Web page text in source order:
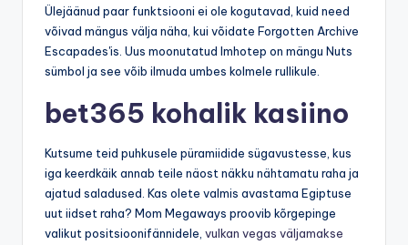
Ülejäänud paar funktsiooni ei ole kogutavad, kuid need
võivad mängus välja näha, kui võidate Forgotten Archive
Escapades'is. Uus moonutatud Imhotep on mängu Nuts
sümbol ja see võib ilmuda umbes kolmele rullikule.
bet365 kohalik kasiino
Kutsume teid puhkusele püramiidide sügavustesse, kus
iga keerdkäik annab teile näost näkku nähtamatu raha ja
ajatud saladused. Kas olete valmis avastama Egiptuse
uut iidset raha? Mom Megaways proovib kõrgepinge
valikut positsioonifännidele, vulkan vegas väljamakse